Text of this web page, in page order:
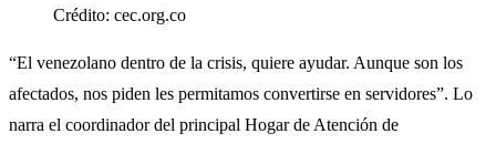
Crédito: cec.org.co
“El venezolano dentro de la crisis, quiere ayudar. Aunque son los
afectados, nos piden les permitamos convertirse en servidores”. Lo
narra el coordinador del principal Hogar de Atención de